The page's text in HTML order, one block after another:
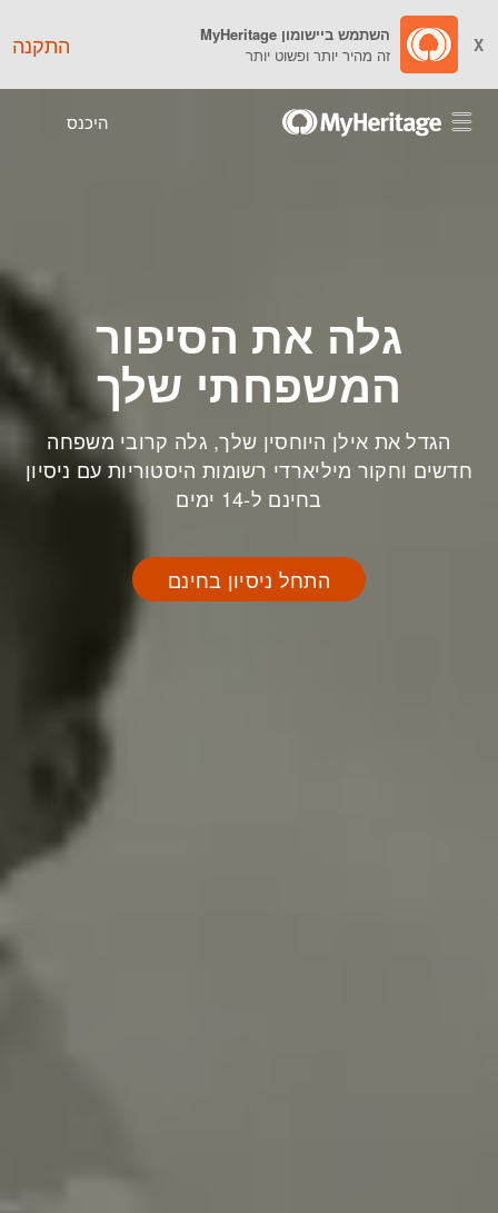
X
השתמש ביישומון MyHeritage
זה מהיר יותר ופשוט יותר
התקנה
היכנס
גלה את הסיפור
המשפחתי שלך
הגדל את אילן היוחסין שלך, גלה קרובי משפחה
חדשים וחקור מיליארדי רשומות היסטוריות עם ניסיון
בחינם ל-14 ימים
התחל ניסיון בחינם